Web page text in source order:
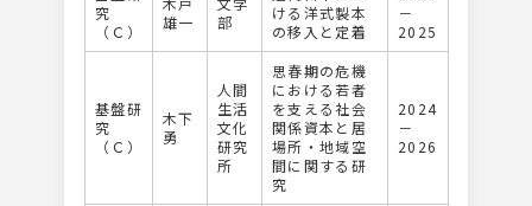
究
（Ｃ）
雄一
部
ける洋式製本
の移⼊と定着
－
2025
基盤研
究
（Ｃ）
木下
勇
人間
生活
文化
研究
所
思春期の危機
における若者
を支える社会
関係資本と居
場所・地域空
間に関する研
究
2024
－
2026